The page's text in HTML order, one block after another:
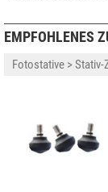
Mittelsäule
Stativkopf im
Transporttasche im
Allgemein
EMPFOHLENES
Fotostative >